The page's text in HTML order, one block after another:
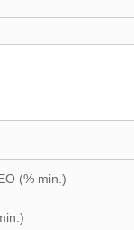
(% min.)